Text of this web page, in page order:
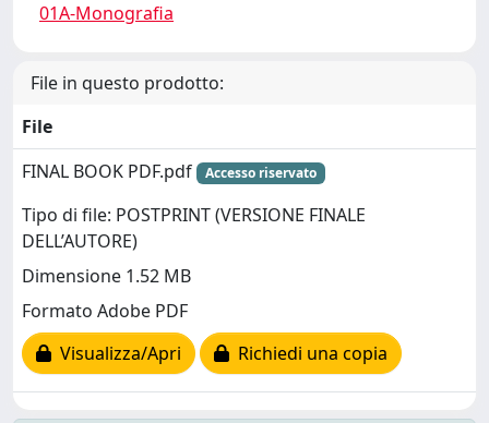
01A-Monografia
File in questo prodotto:
File
FINAL BOOK PDF.pdf
Accesso riservato
Tipo di file: POSTPRINT (VERSIONE FINALE
DELL’AUTORE)
Dimensione 1.52 MB
Formato Adobe PDF
Visualizza/Apri
Richiedi una copia